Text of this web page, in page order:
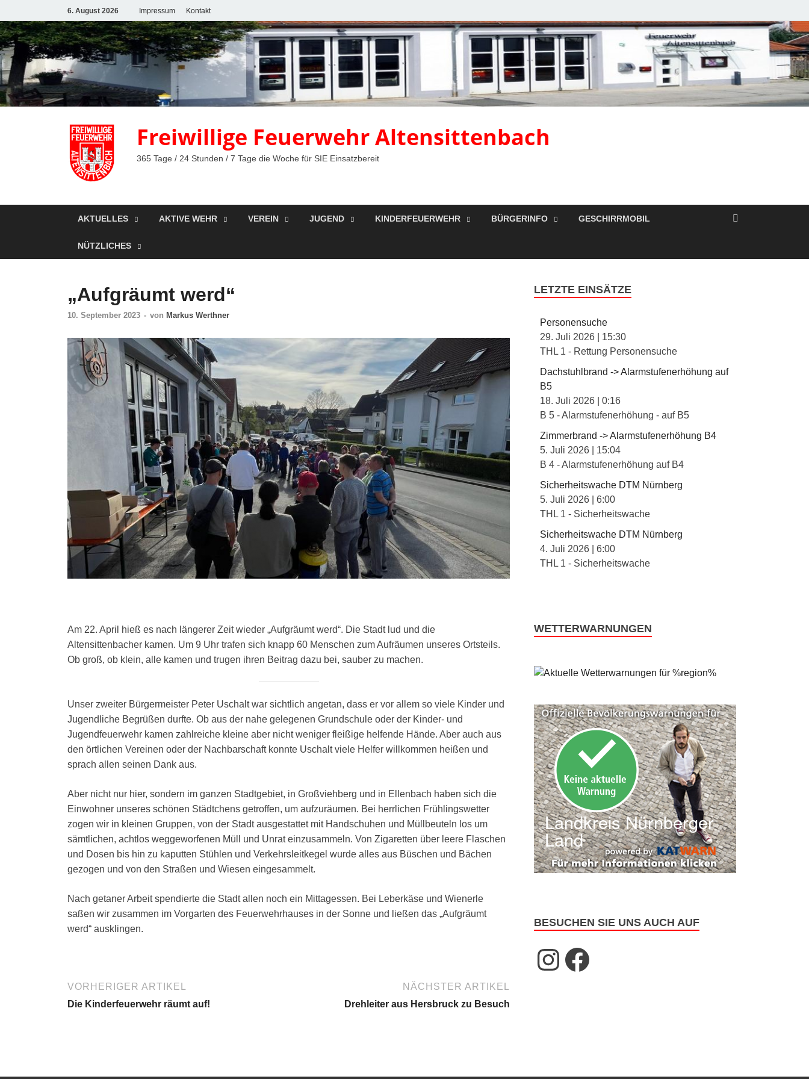
6. August 2026 Impressum Kontakt
Freiwillige Feuerwehr Altensittenbach
365 Tage / 24 Stunden / 7 Tage die Woche für SIE Einsatzbereit
AKTUELLES AKTIVE WEHR VEREIN JUGEND KINDERFEUERWEHR BÜRGERINFO GESCHIRRMOBIL
NÜTZLICHES
„Aufgräumt werd“
10. September 2023 - von Markus Werthner
Am 22. April hieß es nach längerer Zeit wieder „Aufgräumt werd“. Die Stadt lud und die
Altensittenbacher kamen. Um 9 Uhr trafen sich knapp 60 Menschen zum Aufräumen unseres Ortsteils.
Ob groß, ob klein, alle kamen und trugen ihren Beitrag dazu bei, sauber zu machen.
Unser zweiter Bürgermeister Peter Uschalt war sichtlich angetan, dass er vor allem so viele Kinder und
Jugendliche Begrüßen durfte. Ob aus der nahe gelegenen Grundschule oder der Kinder- und
Jugendfeuerwehr kamen zahlreiche kleine aber nicht weniger fleißige helfende Hände. Aber auch aus
den örtlichen Vereinen oder der Nachbarschaft konnte Uschalt viele Helfer willkommen heißen und
sprach allen seinen Dank aus.
Aber nicht nur hier, sondern im ganzen Stadtgebiet, in Großviehberg und in Ellenbach haben sich die
Einwohner unseres schönen Städtchens getroffen, um aufzuräumen. Bei herrlichen Frühlingswetter
zogen wir in kleinen Gruppen, von der Stadt ausgestattet mit Handschuhen und Müllbeuteln los um
sämtlichen, achtlos weggeworfenen Müll und Unrat einzusammeln. Von Zigaretten über leere Flaschen
und Dosen bis hin zu kaputten Stühlen und Verkehrsleitkegel wurde alles aus Büschen und Bächen
gezogen und von den Straßen und Wiesen eingesammelt.
Nach getaner Arbeit spendierte die Stadt allen noch ein Mittagessen. Bei Leberkäse und Wienerle
saßen wir zusammen im Vorgarten des Feuerwehrhauses in der Sonne und ließen das „Aufgräumt
werd“ ausklingen.
VORHERIGER ARTIKEL
Die Kinderfeuerwehr räumt auf!
NÄCHSTER ARTIKEL
Drehleiter aus Hersbruck zu Besuch
LETZTE EINSÄTZE
Personensuche
29. Juli 2026
15:30
THL 1 - Rettung Personensuche
Dachstuhlbrand -> Alarmstufenerhöhung auf
B5
18. Juli 2026 |0:16
B 5 - Alarmstufenerhöhung - auf B5
Zimmerbrand -> Alarmstufenerhöhung B4
5. Juli 2026
15:04
B 4 - Alarmstufenerhöhung auf B4
Sicherheitswache DTM Nürnberg
5. Juli 2026 |6:00
THL 1 - Sicherheitswache
Sicherheitswache DTM Nürnberg
4. Juli 2026 |6:00
THL 1 - Sicherheitswache
WETTERWARNUNGEN
BESUCHEN SIE UNS AUCH AUF